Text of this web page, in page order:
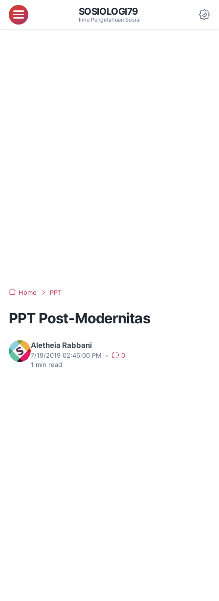
Menu SOSIOLOGI79
Ilmu Pengetahuan Sosial
Home PPT
PPT Post-Modernitas
Aletheia Rabbani
7/19/2019 02:46:00 PM •
0
1 min read